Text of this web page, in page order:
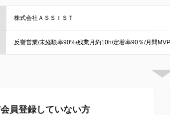
株式会社ＡＳＳＩＳＴ
反響営業/未経験率90%/残業月約10h/定着率90％/月間
員登録していない方